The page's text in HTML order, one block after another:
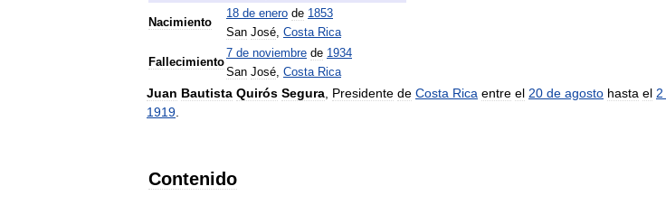
Nacimiento
18 de enero de 1853
San José, Costa Rica
Fallecimiento
7 de noviembre de 1934
San José, Costa Rica
Juan Bautista Quirós Segura Presidente de Costa Rica entre el 20 de agosto hasta el 2
1919
Contenido